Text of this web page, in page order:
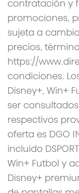
contratación y
promociones,
sujeta a
precios,
https://
condiciones.
Disney+, Win+
ser
respectivos
oferta es DGO
incluido
Win+ Futbol y
Disney+